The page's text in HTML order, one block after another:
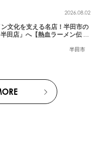
半田市
2026.08.02
文化を支える名店！半田市の
半田店」へ【熱血ラーメン伝 8